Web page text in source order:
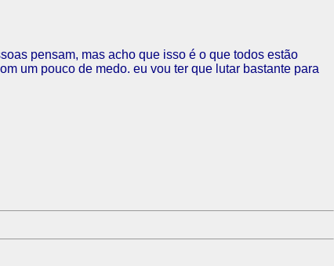
pensam, mas acho que isso é o que todos estão
um pouco de medo. eu vou ter que lutar bastante para